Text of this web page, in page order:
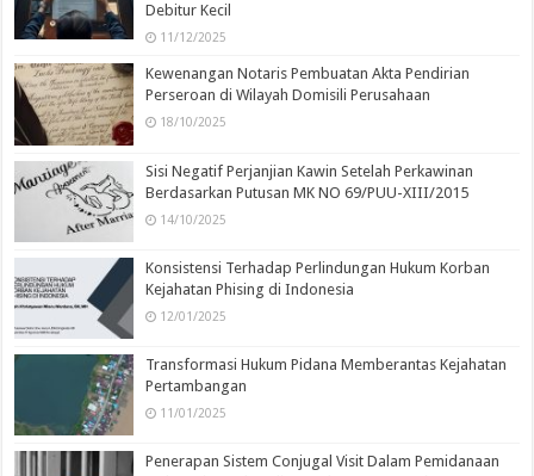
Debitur Kecil
11/12/2025
Kewenangan Notaris Pembuatan Akta Pendirian
Perseroan di Wilayah Domisili Perusahaan
18/10/2025
Sisi Negatif Perjanjian Kawin Setelah Perkawinan
Berdasarkan Putusan MK NO 69/PUU-XIII/2015
14/10/2025
Konsistensi Terhadap Perlindungan Hukum Korban
Kejahatan Phising di Indonesia
12/01/2025
Transformasi Hukum Pidana Memberantas Kejahatan
Pertambangan
11/01/2025
Penerapan Sistem Conjugal Visit Dalam Pemidanaan